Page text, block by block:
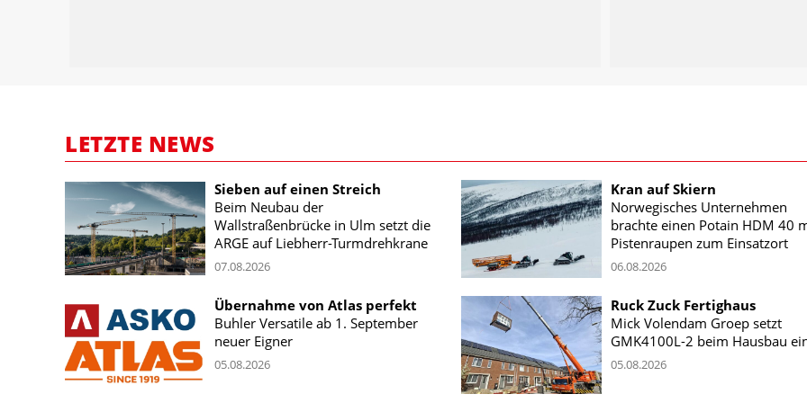
LETZTE NEWS
Sieben auf einen Streich
Beim Neubau der
Wallstraßenbrücke in Ulm setzt die
ARGE auf Liebherr-Turmdrehkrane
07.08.2026
Kran auf Skiern
Norwegisches Unternehmen
brachte einen Potain HDM 40
Pistenraupen zum Einsatzort
06.08.2026
Übernahme von Atlas perfekt
Buhler Versatile ab 1. September
neuer Eigner
05.08.2026
Ruck Zuck Fertighaus
Mick Volendam Groep setzt
GMK4100L-2 beim Hausbau
05.08.2026